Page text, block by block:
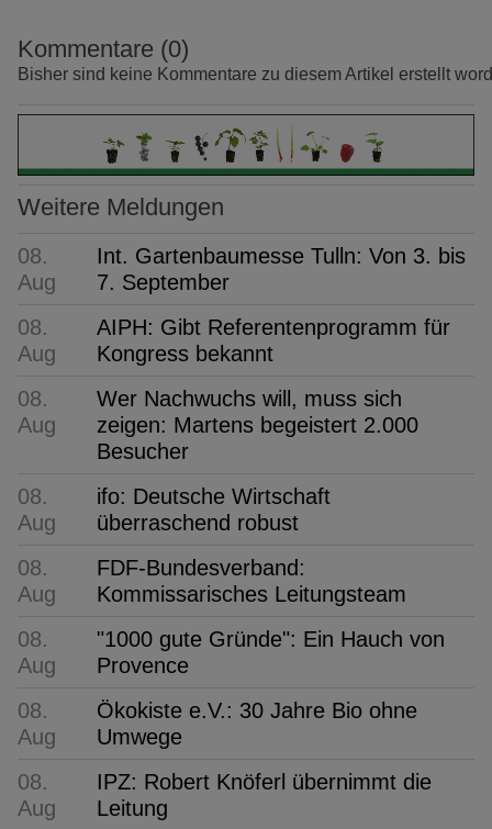
Kommentare (0)
Bisher sind keine Kommentare zu diesem Artikel erstellt
Weitere Meldungen
08.
Aug
Int. Gartenbaumesse Tulln: Von 3. bis
7. September
08.
Aug
AIPH: Gibt Referentenprogramm für
Kongress bekannt
08.
Aug
Wer Nachwuchs will, muss sich
zeigen: Martens begeistert 2.000
Besucher
08.
Aug
ifo: Deutsche Wirtschaft
überraschend robust
08.
Aug
FDF-Bundesverband:
Kommissarisches Leitungsteam
08.
Aug
"1000 gute Gründe": Ein Hauch von
Provence
08.
Aug
Ökokiste e.V.: 30 Jahre Bio ohne
Umwege
08.
Aug
IPZ: Robert Knöferl übernimmt die
Leitung